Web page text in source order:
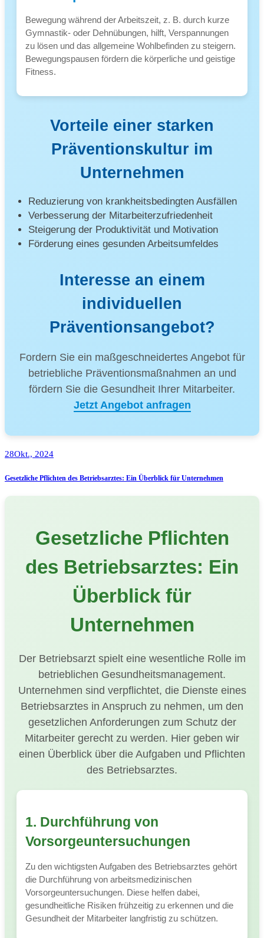
Bewegung während der Arbeitszeit, z. B. durch kurze
Gymnastik- oder Dehnübungen, hilft, Verspannungen
zu lösen und das allgemeine Wohlbefinden zu steigern.
Bewegungspausen fördern die körperliche und geistige
Fitness.
Vorteile einer starken
Präventionskultur im
Unternehmen
Reduzierung von krankheitsbedingten Ausfällen
Verbesserung der Mitarbeiterzufriedenheit
Steigerung der Produktivität und Motivation
Förderung eines gesunden Arbeitsumfeldes
Interesse an einem
individuellen
Präventionsangebot?
Fordern Sie ein maßgeschneidertes Angebot für
betriebliche Präventionsmaßnahmen an und
fördern Sie die Gesundheit Ihrer Mitarbeiter.
Jetzt Angebot anfragen
28Okt., 2024
Gesetzliche Pflichten des Betriebsarztes: Ein Überblick für Unternehmen
Gesetzliche Pflichten
des Betriebsarztes: Ein
Überblick für
Unternehmen
Der Betriebsarzt spielt eine wesentliche Rolle im
betrieblichen Gesundheitsmanagement.
Unternehmen sind verpflichtet, die Dienste eines
Betriebsarztes in Anspruch zu nehmen, um den
gesetzlichen Anforderungen zum Schutz der
Mitarbeiter gerecht zu werden. Hier geben wir
einen Überblick über die Aufgaben und Pflichten
des Betriebsarztes.
1. Durchführung von
Vorsorgeuntersuchungen
Zu den wichtigsten Aufgaben des Betriebsarztes gehört
die Durchführung von arbeitsmedizinischen
Vorsorgeuntersuchungen. Diese helfen dabei,
gesundheitliche Risiken frühzeitig zu erkennen und die
Gesundheit der Mitarbeiter langfristig zu schützen.